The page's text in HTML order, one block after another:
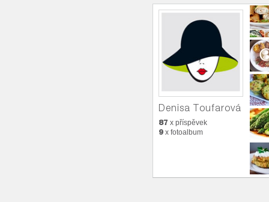
Denisa Toufarová
87 x příspěvek
9 x fotoalbum